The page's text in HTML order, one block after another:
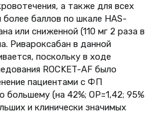
а также для всех
баллов по шкале HAS-
или сниженной (110 мг 2 раза в
Ривароксабан в данной
поскольку в ходе
ROCKET-AF было
пациентами с ФП
большему (на 42%; ОР=1,42; 95%
и клинически значимых